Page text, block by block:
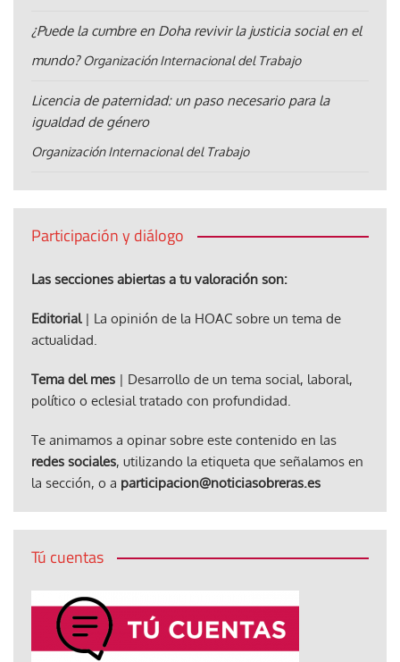
¿Puede la cumbre en Doha revivir la justicia social en el
mundo? Organización Internacional del Trabajo
Licencia de paternidad: un paso necesario para la
igualdad de género
Organización Internacional del Trabajo
Participación y diálogo
Las secciones abiertas a tu valoración son:
Editorial| La opinión de la HOAC sobre un tema de
actualidad.
Tema del mes | Desarrollo de un tema social, laboral,
político o eclesial tratado con profundidad.
Te animamos a opinar sobre este contenido en las
redes sociales, utilizando la etiqueta que señalamos en
la sección, o a participacion@noticiasobreras.es
Tú cuentas